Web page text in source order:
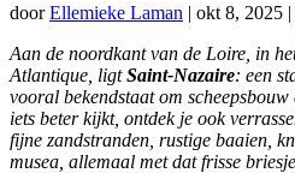
doorEllemieke Laman | okt 8, 2025 |
Aan de noordkant van de Loire, in
Atlantique, ligtSaint-Nazaire: een
vooral bekendstaat om
iets beter kijkt, ontdek je ook
fijne zandstranden, rustige baaien,
musea, allemaal met dat frisse